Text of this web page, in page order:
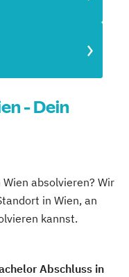
- Dein
absolvieren? Wir
in Wien, an
kannst.
Abschluss in